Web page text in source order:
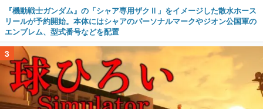
『機動戦士ガンダム』の「シャア専用ザクⅡ」をイメージした散水ホース
リールが予約開始。本体にはシャアのパーソナルマークやジオン公国軍の
エンブレム、型式番号などを配置
3